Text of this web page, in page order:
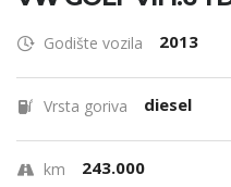
Godište vozila 2013
Vrsta goriva diesel
km 243.000